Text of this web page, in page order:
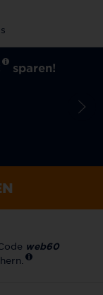
sparen!
web60